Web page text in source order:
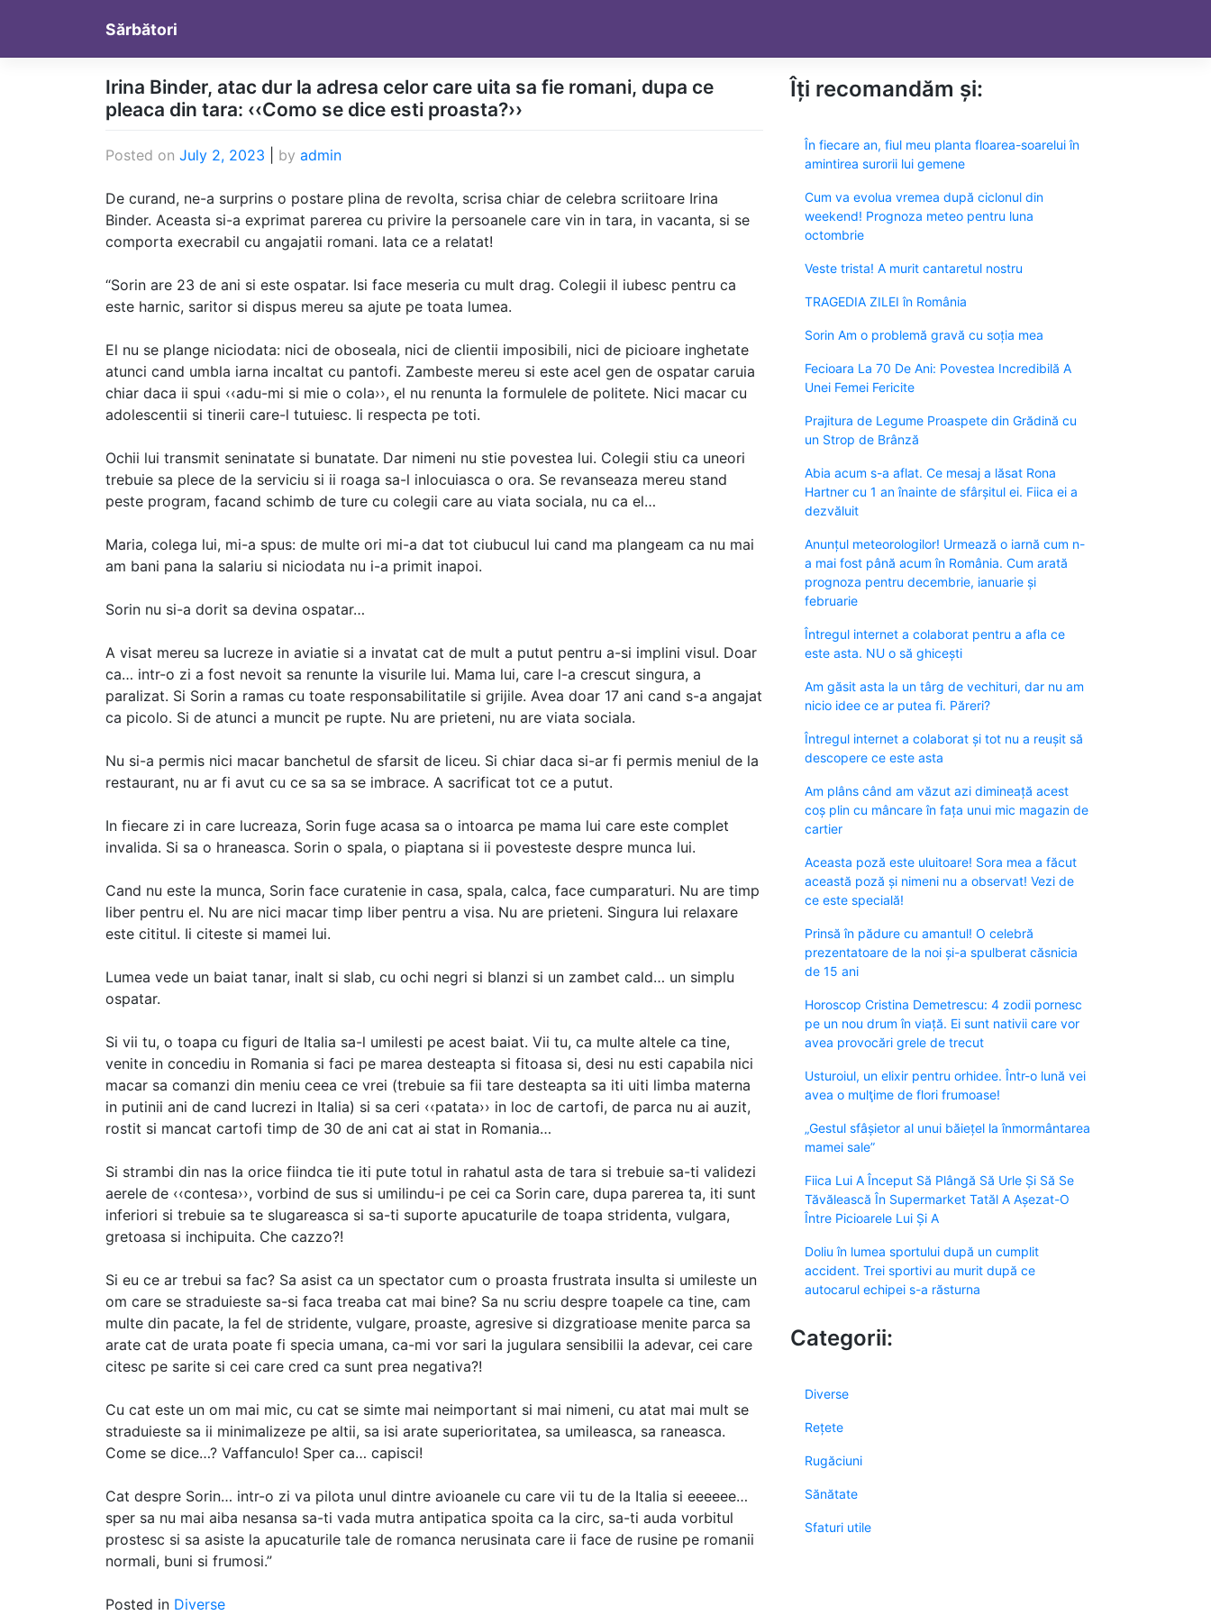
content
Sărbători
Irina Binder, atac dur la adresa celor care uita sa fie romani, dupa ce
pleaca din tara: ‹‹Como se dice esti proasta?››
Posted on July 2, 2023 by admin
De curand, ne-a surprins o postare plina de revolta, scrisa chiar de celebra scriitoare Irina
Binder. Aceasta si-a exprimat parerea cu privire la persoanele care vin in tara, in vacanta, si se
comporta execrabil cu angajatii romani. Iata ce a relatat!
“Sorin are 23 de ani si este ospatar. Isi face meseria cu mult drag. Colegii il iubesc pentru ca
este harnic, saritor si dispus mereu sa ajute pe toata lumea.
El nu se plange niciodata: nici de oboseala, nici de clientii imposibili, nici de picioare inghetate
atunci cand umbla iarna incaltat cu pantofi. Zambeste mereu si este acel gen de ospatar caruia
chiar daca ii spui ‹‹adu-mi si mie o cola››, el nu renunta la formulele de politete. Nici macar cu
adolescentii si tinerii care-l tutuiesc. Ii respecta pe toti.
Ochii lui transmit seninatate si bunatate. Dar nimeni nu stie povestea lui. Colegii stiu ca uneori
trebuie sa plece de la serviciu si ii roaga sa-l inlocuiasca o ora. Se revanseaza mereu stand
peste program, facand schimb de ture cu colegii care au viata sociala, nu ca el…
Maria, colega lui, mi-a spus: de multe ori mi-a dat tot ciubucul lui cand ma plangeam ca nu mai
am bani pana la salariu si niciodata nu i-a primit inapoi.
Sorin nu si-a dorit sa devina ospatar…
A visat mereu sa lucreze in aviatie si a invatat cat de mult a putut pentru a-si implini visul. Doar
ca… intr-o zi a fost nevoit sa renunte la visurile lui. Mama lui, care l-a crescut singura, a
paralizat. Si Sorin a ramas cu toate responsabilitatile si grijile. Avea doar 17 ani cand s-a angajat
ca picolo. Si de atunci a muncit pe rupte. Nu are prieteni, nu are viata sociala.
Nu si-a permis nici macar banchetul de sfarsit de liceu. Si chiar daca si-ar fi permis meniul de la
restaurant, nu ar fi avut cu ce sa sa se imbrace. A sacrificat tot ce a putut.
In fiecare zi in care lucreaza, Sorin fuge acasa sa o intoarca pe mama lui care este complet
invalida. Si sa o hraneasca. Sorin o spala, o piaptana si ii povesteste despre munca lui.
Cand nu este la munca, Sorin face curatenie in casa, spala, calca, face cumparaturi. Nu are timp
liber pentru el. Nu are nici macar timp liber pentru a visa. Nu are prieteni. Singura lui relaxare
este cititul. Ii citeste si mamei lui.
Lumea vede un baiat tanar, inalt si slab, cu ochi negri si blanzi si un zambet cald… un simplu
ospatar.
Si vii tu, o toapa cu figuri de Italia sa-l umilesti pe acest baiat. Vii tu, ca multe altele ca tine,
venite in concediu in Romania si faci pe marea desteapta si fitoasa si, desi nu esti capabila nici
macar sa comanzi din meniu ceea ce vrei (trebuie sa fii tare desteapta sa iti uiti limba materna
in putinii ani de cand lucrezi in Italia) si sa ceri ‹‹patata›› in loc de cartofi, de parca nu ai auzit,
rostit si mancat cartofi timp de 30 de ani cat ai stat in Romania…
Si strambi din nas la orice fiindca tie iti pute totul in rahatul asta de tara si trebuie sa-ti validezi
aerele de ‹‹contesa››, vorbind de sus si umilindu-i pe cei ca Sorin care, dupa parerea ta, iti sunt
inferiori si trebuie sa te slugareasca si sa-ti suporte apucaturile de toapa stridenta, vulgara,
gretoasa si inchipuita. Che cazzo?!
Si eu ce ar trebui sa fac? Sa asist ca un spectator cum o proasta frustrata insulta si umileste un
om care se straduieste sa-si faca treaba cat mai bine? Sa nu scriu despre toapele ca tine, cam
multe din pacate, la fel de stridente, vulgare, proaste, agresive si dizgratioase menite parca sa
arate cat de urata poate fi specia umana, ca-mi vor sari la jugulara sensibilii la adevar, cei care
citesc pe sarite si cei care cred ca sunt prea negativa?!
Cu cat este un om mai mic, cu cat se simte mai neimportant si mai nimeni, cu atat mai mult se
straduieste sa ii minimalizeze pe altii, sa isi arate superioritatea, sa umileasca, sa raneasca.
Come se dice…? Vaffanculo! Sper ca… capisci!
Cat despre Sorin… intr-o zi va pilota unul dintre avioanele cu care vii tu de la Italia si eeeeee…
sper sa nu mai aiba nesansa sa-ti vada mutra antipatica spoita ca la circ, sa-ti auda vorbitul
prostesc si sa asiste la apucaturile tale de romanca nerusinata care ii face de rusine pe romanii
normali, buni si frumosi.”
Posted in Diverse
Îți recomandăm și:
În fiecare an, fiul meu planta floarea-soarelui în
amintirea surorii lui gemene
Cum va evolua vremea după ciclonul din
weekend! Prognoza meteo pentru luna
octombrie
Veste trista! A murit cantaretul nostru
TRAGEDIA ZILEI în România
Sorin Am o problemă gravă cu soția mea
Fecioara La 70 De Ani: Povestea Incredibilă A
Unei Femei Fericite
Prajitura de Legume Proaspete din Grădină cu
un Strop de Brânză
Abia acum s-a aflat. Ce mesaj a lăsat Rona
Hartner cu 1 an înainte de sfârșitul ei. Fiica ei a
dezvăluit
Anunțul meteorologilor! Urmează o iarnă cum n-
a mai fost până acum în România. Cum arată
prognoza pentru decembrie, ianuarie și
februarie
Întregul internet a colaborat pentru a afla ce
este asta. NU o să ghicești
Am găsit asta la un târg de vechituri, dar nu am
nicio idee ce ar putea fi. Păreri?
Întregul internet a colaborat și tot nu a reușit să
descopere ce este asta
Am plâns când am văzut azi dimineață acest
coș plin cu mâncare în fața unui mic magazin de
cartier
Aceasta poză este uluitoare! Sora mea a făcut
această poză și nimeni nu a observat! Vezi de
ce este specială!
Prinsă în pădure cu amantul! O celebră
prezentatoare de la noi și-a spulberat căsnicia
de 15 ani
Horoscop Cristina Demetrescu: 4 zodii pornesc
pe un nou drum în viață. Ei sunt nativii care vor
avea provocări grele de trecut
Usturoiul, un elixir pentru orhidee. Într-o lună vei
avea o mulţime de flori frumoase!
„Gestul sfâșietor al unui băiețel la înmormântarea
mamei sale”
Fiica Lui A Început Să Plângă Să Urle Și Să Se
Tăvălească În Supermarket Tatăl A Așezat-O
Între Picioarele Lui Și A
Doliu în lumea sportului după un cumplit
accident. Trei sportivi au murit după ce
autocarul echipei s-a răsturna
Categorii:
Diverse
Rețete
Rugăciuni
Sănătate
Sfaturi utile